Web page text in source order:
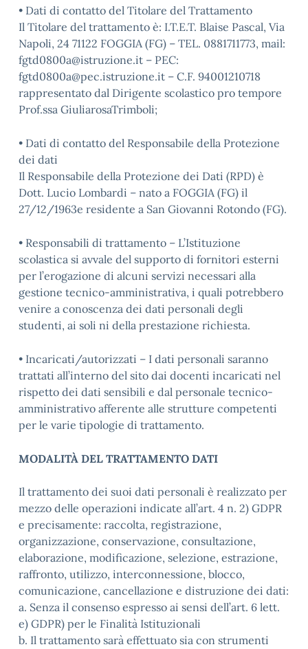
• Dati di contatto del Titolare del Trattamento
Il Titolare del trattamento è: I.T.E.T. Blaise Pascal, Via
Napoli, 24 71122 FOGGIA (FG) – TEL. 0881711773, mail:
fgtd0800a@istruzione.it – PEC:
fgtd0800a@pec.istruzione.it – C.F. 94001210718
rappresentato dal Dirigente scolastico pro tempore
Prof.ssa GiuliarosaTrimboli;
• Dati di contatto del Responsabile della Protezione
dei dati
Il Responsabile della Protezione dei Dati (RPD) è
Dott. Lucio Lombardi – nato a FOGGIA (FG) il
27/12/1963e residente a San Giovanni Rotondo (FG).
• Responsabili di trattamento – L’Istituzione
scolastica si avvale del supporto di fornitori esterni
per l’erogazione di alcuni servizi necessari alla
gestione tecnico-amministrativa, i quali potrebbero
venire a conoscenza dei dati personali degli
studenti, ai soli ni della prestazione richiesta.
• Incaricati/autorizzati – I dati personali saranno
trattati all’interno del sito dai docenti incaricati nel
rispetto dei dati sensibili e dal personale tecnico-
amministrativo afferente alle strutture competenti
per le varie tipologie di trattamento.
MODALITÀ DEL TRATTAMENTO DATI
Il trattamento dei suoi dati personali è realizzato per
mezzo delle operazioni indicate all’art. 4 n. 2) GDPR
e precisamente: raccolta, registrazione,
organizzazione, conservazione, consultazione,
elaborazione, modificazione, selezione, estrazione,
raffronto, utilizzo, interconnessione, blocco,
comunicazione, cancellazione e distruzione dei dati:
a. Senza il consenso espresso ai sensi dell’art. 6 lett.
e) GDPR) per le Finalità Istituzionali
b. Il trattamento sarà effettuato sia con strumenti